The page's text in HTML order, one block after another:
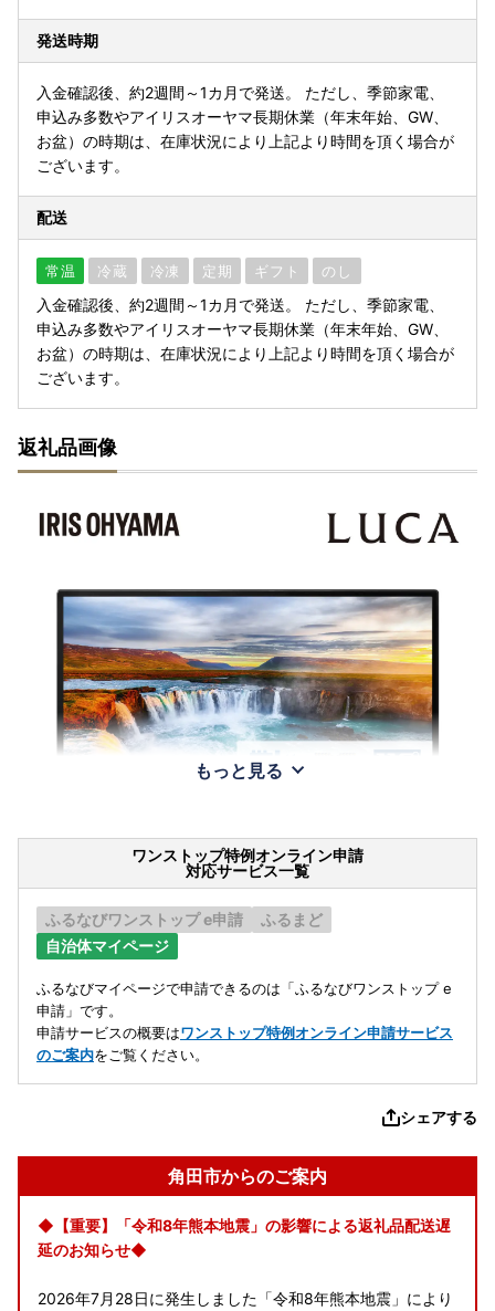
発送時期
入金確認後、約2週間～1カ月で発送。 ただし、季節家電、
申込み多数やアイリスオーヤマ長期休業（年末年始、GW、
お盆）の時期は、在庫状況により上記より時間を頂く場合が
ございます。
配送
常温 冷蔵 冷凍 定期 ギフト のし
入金確認後、約2週間～1カ月で発送。 ただし、季節家電、
申込み多数やアイリスオーヤマ長期休業（年末年始、GW、
お盆）の時期は、在庫状況により上記より時間を頂く場合が
ございます。
返礼品画像
もっと見る
ワンストップ特例オンライン申請
対応サービス一覧
ふるなびワンストップ e申請
ふるまど
自治体マイページ
ふるなびマイページで申請できるのは「ふるなびワンストップ e
申請」です。
申請サービスの概要はワンストップ特例オンライン申請サービス
のご案内をご覧ください。
シェアする
角田市からのご案内
◆【重要】「令和8年熊本地震」の影響による返礼品配送遅
延のお知らせ◆
2026年7月28日に発生しました「令和8年熊本地震」により